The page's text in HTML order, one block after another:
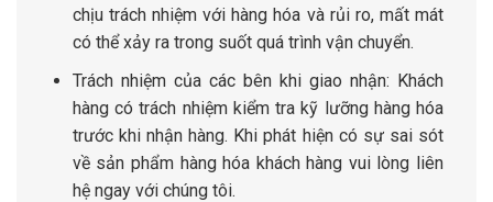
chịu trách nhiệm với hàng hóa và rủi ro, mất mát
có thể xảy ra trong suốt quá trình vận chuyển.
Trách nhiệm của các bên khi giao nhận: Khách
hàng có trách nhiệm kiểm tra kỹ lưỡng hàng hóa
trước khi nhận hàng. Khi phát hiện có sự sai sót
về sản phẩm hàng hóa khách hàng vui lòng liên
hệ ngay với chúng tôi.